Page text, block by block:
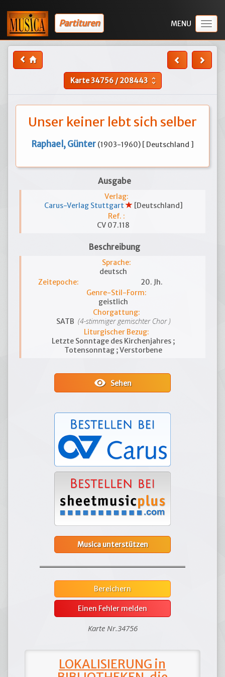
Partituren
Karte34756/208443 unfold_more
Unser keiner lebt sich selber
Raphael, Günter (1903-1960) [ Deutschland ]
Ausgabe
Verlag:
Carus-Verlag Stuttgart
[Deutschland]
Ref. :
CV 07.118
Beschreibung
Sprache:
deutsch
Zeitepoche:
20. Jh.
Genre-Stil-Form:
geistlich
Chorgattung:
SATB (4-stimmiger gemischter Chor )
Liturgischer Bezug:
Letzte Sonntage des Kirchenjahres ;
Totensonntag ; Verstorbene
visibilitySehen
Musica unterstützen
Bereichern
Einen Fehler melden
Karte Nr.34756
LOKALISIERUNG in